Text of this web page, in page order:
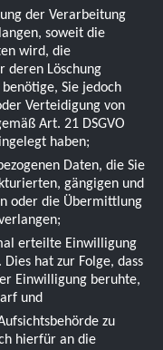
der Verarbeitung
soweit die
wird, die
deren Löschung
Sie jedoch
Verteidigung von
Art. 21 DSGVO
haben;
Daten, die Sie
gängigen und
oder die Übermittlung
erteilte Einwilligung
hat zur Folge, dass
Einwilligung beruhte,
und
zu
hierfür an die